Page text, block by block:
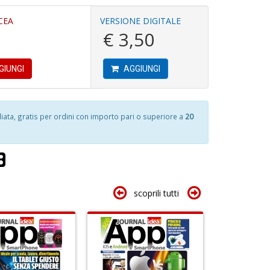
VERSIONE DIGITALE
€ 3,50
AGGIUNGI
gratis per ordini con importo pari o superiore a 20
scoprili tutti